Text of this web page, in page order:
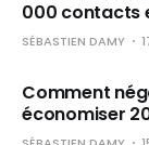
000 contacts
SÉBASTIEN DAMY
Comment
économiser